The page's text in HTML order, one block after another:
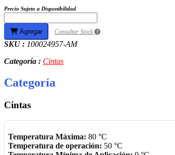
Precio Sujeto a Disponibilidad
Agregar Consultar Stock
SKU : 100024957-AM
Categoría : Cintas
Categoría
Cintas
Temperatura Máxima: 80 °C
Temperatura de operación: 50 °C